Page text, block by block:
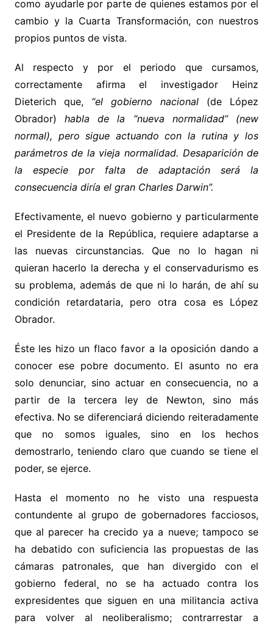
como ayudarle por parte de quienes estamos por el
cambio y la Cuarta Transformación, con nuestros
propios puntos de vista.
Al respecto y por el periodo que cursamos,
correctamente afirma el investigador Heinz
Dieterich que, “el gobierno nacional (de López
Obrador) habla de la “nueva normalidad” (new
normal), pero sigue actuando con la rutina y los
parámetros de la vieja normalidad. Desaparición de
la especie por falta de adaptación será la
consecuencia diría el gran Charles Darwin”.
Efectivamente, el nuevo gobierno y particularmente
el Presidente de la República, requiere adaptarse a
las nuevas circunstancias. Que no lo hagan ni
quieran hacerlo la derecha y el conservadurismo es
su problema, además de que ni lo harán, de ahí su
condición retardataria, pero otra cosa es López
Obrador.
Éste les hizo un flaco favor a la oposición dando a
conocer ese pobre documento. El asunto no era
solo denunciar, sino actuar en consecuencia, no a
partir de la tercera ley de Newton, sino más
efectiva. No se diferenciará diciendo reiteradamente
que no somos iguales, sino en los hechos
demostrarlo, teniendo claro que cuando se tiene el
poder, se ejerce.
Hasta el momento no he visto una respuesta
contundente al grupo de gobernadores facciosos,
que al parecer ha crecido ya a nueve; tampoco se
ha debatido con suficiencia las propuestas de las
cámaras patronales, que han divergido con el
gobierno federal¸ no se ha actuado contra los
expresidentes que siguen en una militancia activa
para volver al neoliberalismo; contrarrestar a